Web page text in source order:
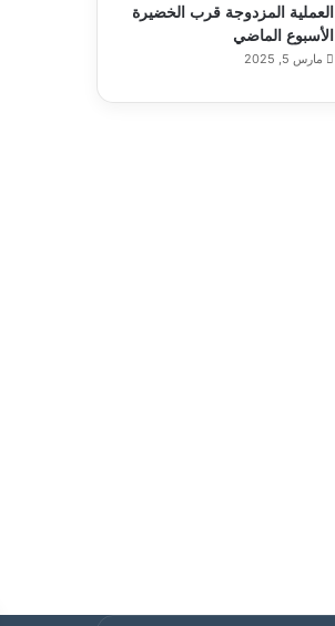
العملية المزدوجة قرب الخضيرة
الأسبوع الماضي
مارس 5, 2025